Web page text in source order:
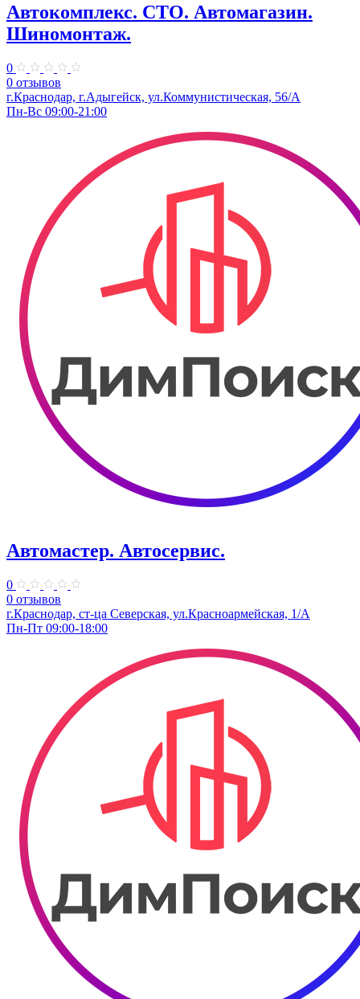
Автокомплекс. СТО. Автомагазин.
Шиномонтаж.
0
0 отзывов
г.Краснодар, г.Адыгейск, ул.Коммунистическая, 56/А
Пн-Вс 09:00-21:00
Автомастер. Автосервис.
0
0 отзывов
г.Краснодар, ст-ца Северская, ул.Красноармейская, 1/А
Пн-Пт 09:00-18:00